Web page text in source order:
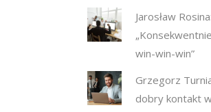
Jarosław Rosina:
win-win-win”
Grzegorz
dobry kontakt